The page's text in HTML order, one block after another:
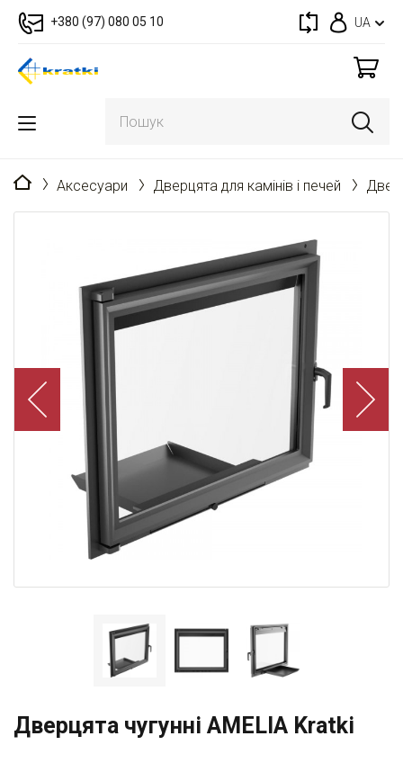
+380 (97) 080 05 10 UA
Головна
Аксесуари Дверцята для камінів і печей
Дверцята чугунні AMELIA Kratki